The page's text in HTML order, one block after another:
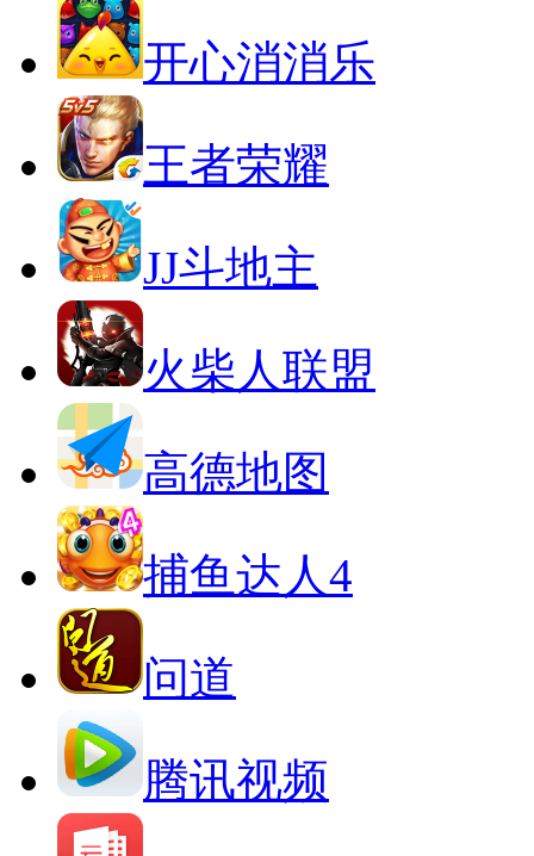
开心消消乐
王者荣耀
JJ斗地主
火柴人联盟
高德地图
捕鱼达人4
问道
腾讯视频